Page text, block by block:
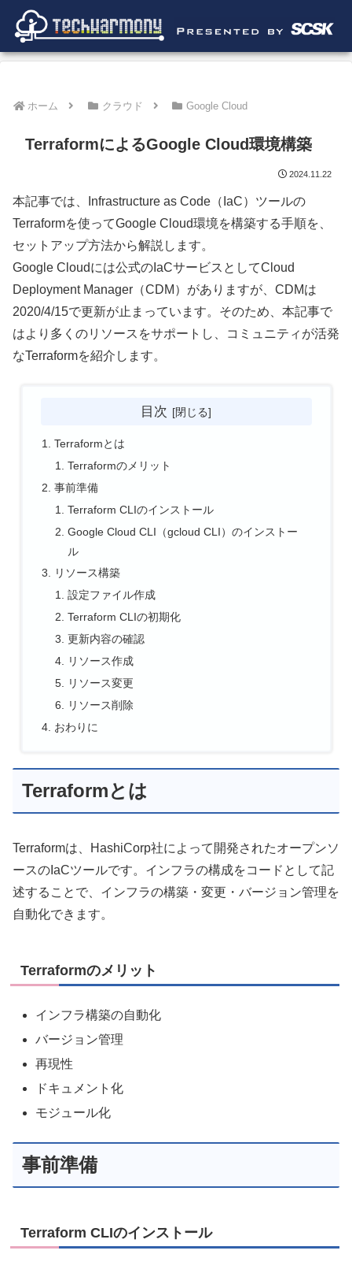
ホーム クラウド Google Cloud
TerraformによるGoogle Cloud環境構築
2024.11.22
本記事では、Infrastructure as Code（IaC）ツールの
Terraformを使ってGoogle Cloud環境を構築する手順を、
セットアップ方法から解説します。
Google Cloudには公式のIaCサービスとしてCloud
Deployment Manager（CDM）がありますが、CDMは
2020/4/15で更新が止まっています。そのため、本記事で
はより多くのリソースをサポートし、コミュニティが活発
なTerraformを紹介します。
目次
Terraformとは
Terraformのメリット
事前準備
Terraform CLIのインストール
Google Cloud CLI（gcloud CLI）のインストー
ル
リソース構築
設定ファイル作成
Terraform CLIの初期化
更新内容の確認
リソース作成
リソース変更
リソース削除
おわりに
Terraformとは
Terraformは、HashiCorp社によって開発されたオープンソ
ースのIaCツールです。インフラの構成をコードとして記
述することで、インフラの構築・変更・バージョン管理を
自動化できます。
Terraformのメリット
インフラ構築の自動化
バージョン管理
再現性
ドキュメント化
モジュール化
事前準備
Terraform CLIのインストール